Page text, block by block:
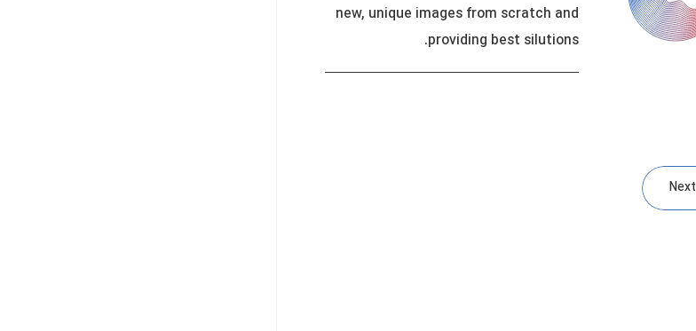
new, unique images from scratch and
providing best silutions.
Next